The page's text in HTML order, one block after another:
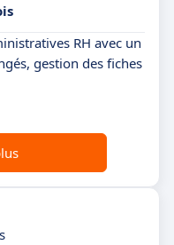
RH avec un
gestion des fiches